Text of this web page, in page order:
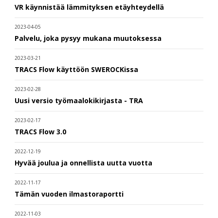
VR käynnistää lämmityksen etäyhteydellä
2023-04-05
Palvelu, joka pysyy mukana muutoksessa
2023-03-21
TRACS Flow käyttöön SWEROCKissa
2023-02-28
Uusi versio työmaalokikirjasta - TRA
2023-02-17
TRACS Flow 3.0
2022-12-19
Hyvää joulua ja onnellista uutta vuotta
2022-11-17
Tämän vuoden ilmastoraportti
2022-11-03